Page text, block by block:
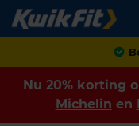
Nu 20% korting
Michelin en